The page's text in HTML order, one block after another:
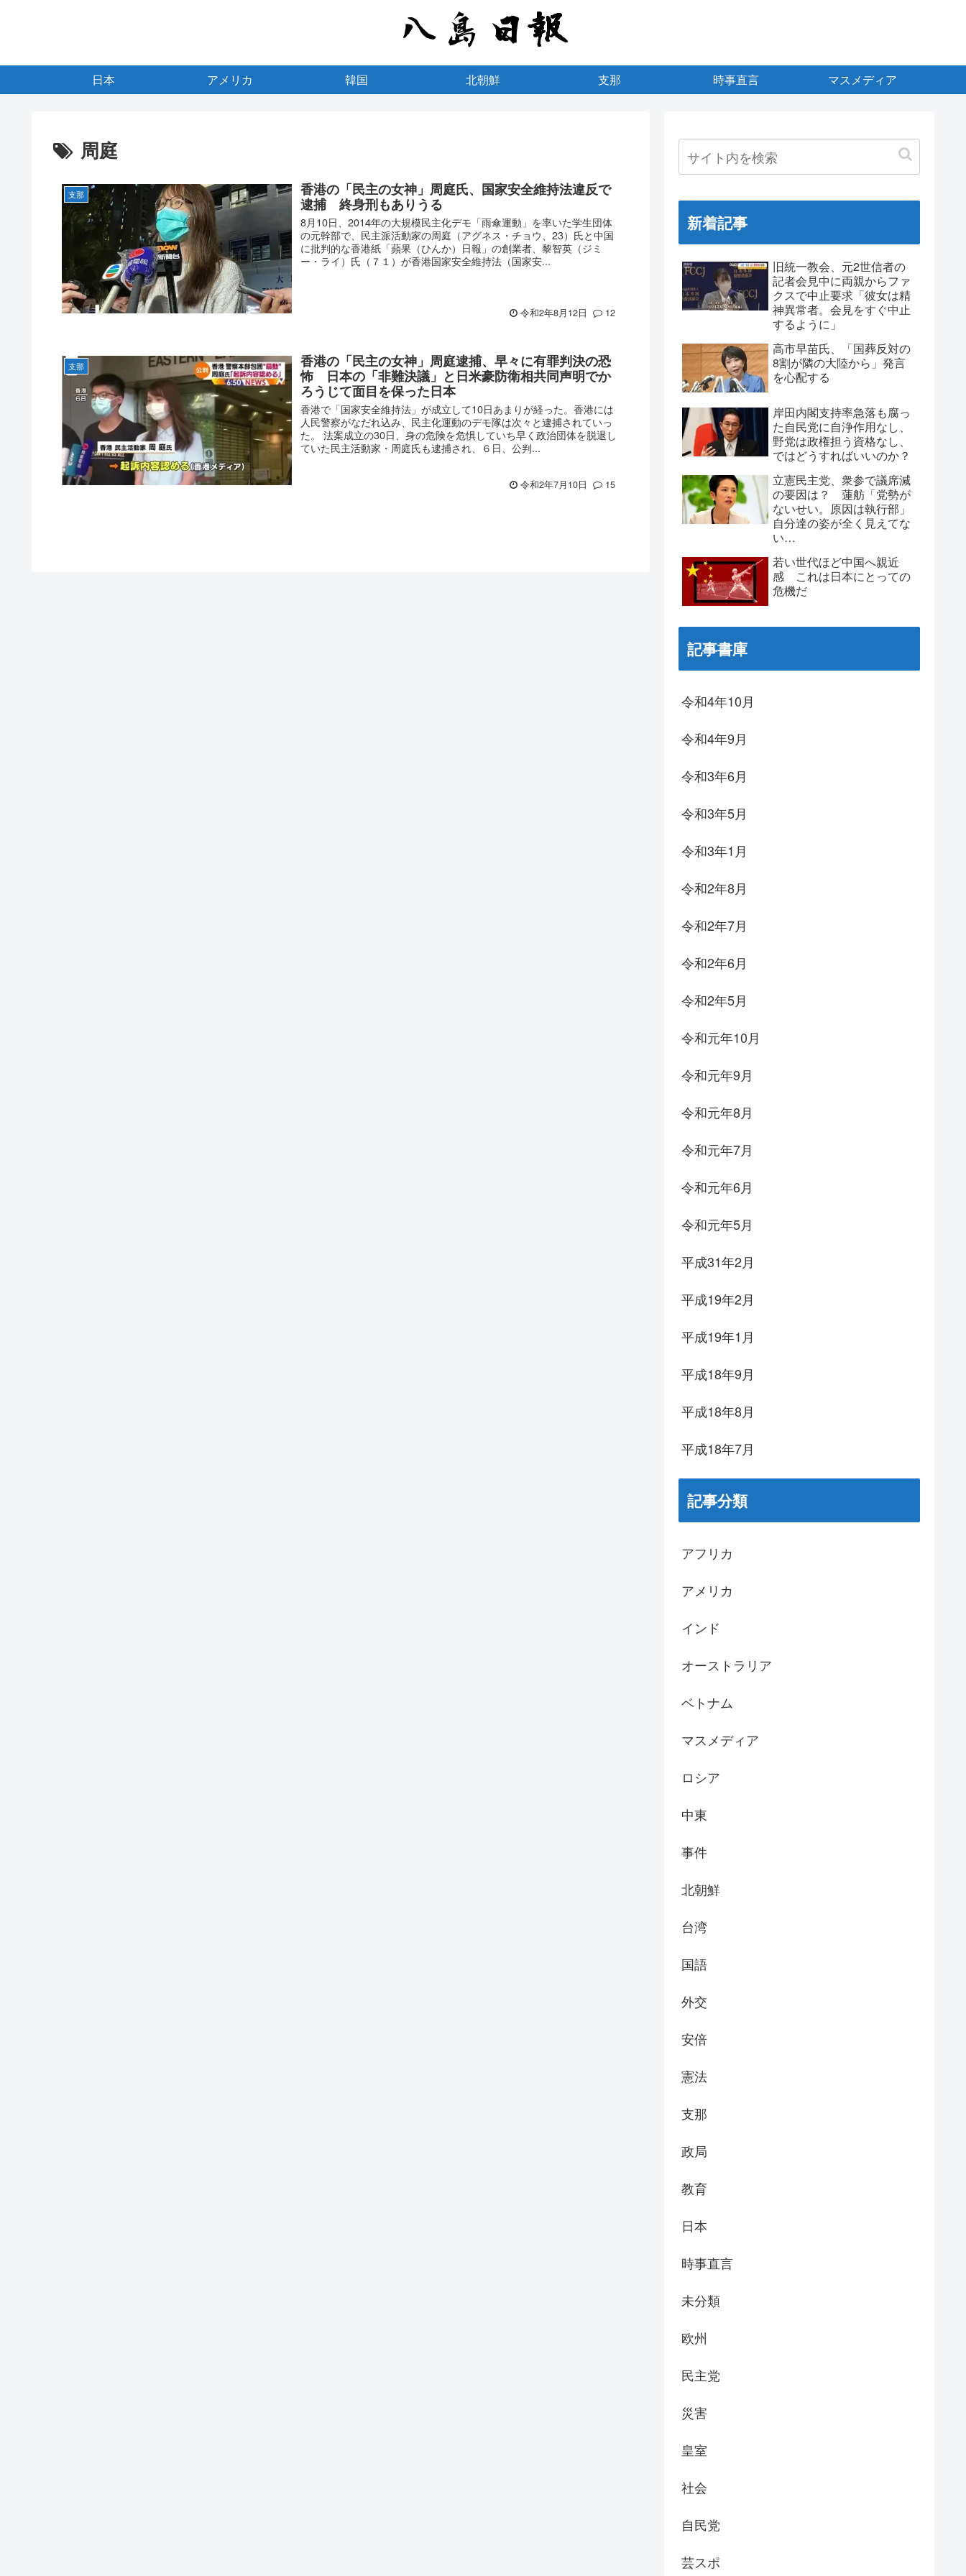
日本 アメリカ 韓国 北朝鮮 支那 時事直言 マスメディア
周庭
支那
香港の「民主の女神」周庭氏、国家安全維持法違反で
逮捕 終身刑もありうる
8月10日、2014年の大規模民主化デモ「雨傘運動」を率いた学生団体
の元幹部で、民主派活動家の周庭（アグネス・チョウ、23）氏と中国
に批判的な香港紙「蘋果（ひんか）日報」の創業者、黎智英（ジミ
ー・ライ）氏（７１）が香港国家安全維持法（国家安...
令和2年8月12日 12
支那
香港の「民主の女神」周庭逮捕、早々に有罪判決の恐
怖 日本の「非難決議」と日米豪防衛相共同声明でか
ろうじて面目を保った日本
香港で「国家安全維持法」が成立して10日あまりが経った。香港には
人民警察がなだれ込み、民主化運動のデモ隊は次々と逮捕されていっ
た。 法案成立の30日、身の危険を危惧していち早く政治団体を脱退し
ていた民主活動家・周庭氏も逮捕され、６日、公判...
令和2年7月10日 15
新着記事
旧統一教会、元2世信者の
記者会見中に両親からファ
クスで中止要求「彼女は精
神異常者。会見をすぐ中止
するように」
高市早苗氏、「国葬反対の
8割が隣の大陸から」発言
を心配する
岸田内閣支持率急落も腐っ
た自民党に自浄作用なし、
野党は政権担う資格なし、
ではどうすればいいのか？
立憲民主党、衆参で議席減
の要因は？ 蓮舫「党勢が
ないせい。原因は執行部」
自分達の姿が全く見えてな
い…
若い世代ほど中国へ親近
感 これは日本にとっての
危機だ
記事書庫
令和4年10月
令和4年9月
令和3年6月
令和3年5月
令和3年1月
令和2年8月
令和2年7月
令和2年6月
令和2年5月
令和元年10月
令和元年9月
令和元年8月
令和元年7月
令和元年6月
令和元年5月
平成31年2月
平成19年2月
平成19年1月
平成18年9月
平成18年8月
平成18年7月
記事分類
アフリカ
アメリカ
インド
オーストラリア
ベトナム
マスメディア
ロシア
中東
事件
北朝鮮
台湾
国語
外交
安倍
憲法
支那
政局
教育
日本
時事直言
未分類
欧州
民主党
災害
皇室
社会
自民党
芸スポ